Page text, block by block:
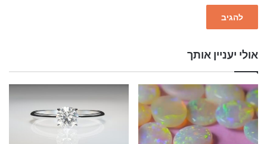
אולי יעניין אותך